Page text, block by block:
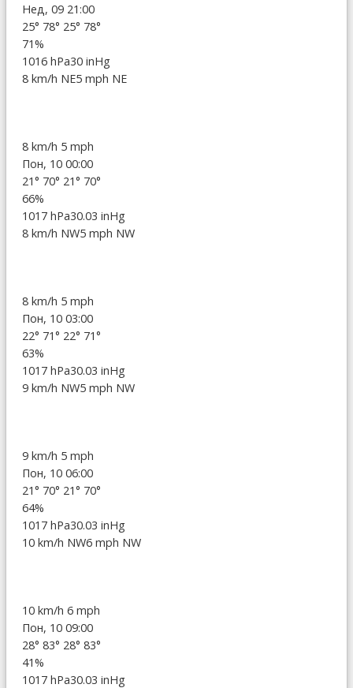
Нед, 09 21:00
25° 78° 25° 78°
71%
1016 hPa30 inHg
8 km/h NE5 mph NE
8 km/h 5 mph
Пон, 10 00:00
21° 70° 21° 70°
66%
1017 hPa30.03 inHg
8 km/h NW5 mph NW
8 km/h 5 mph
Пон, 10 03:00
22° 71° 22° 71°
63%
1017 hPa30.03 inHg
9 km/h NW5 mph NW
9 km/h 5 mph
Пон, 10 06:00
21° 70° 21° 70°
64%
1017 hPa30.03 inHg
10 km/h NW6 mph NW
10 km/h 6 mph
Пон, 10 09:00
28° 83° 28° 83°
41%
1017 hPa30.03 inHg